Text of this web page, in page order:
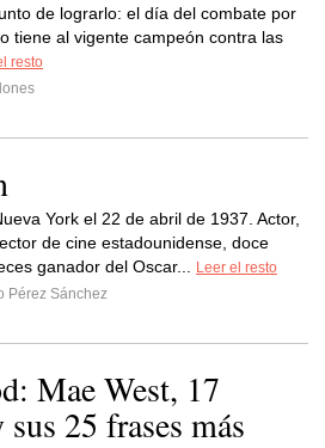
de lograrlo: el día del combate por
tiene al vigente campeón contra las
resto
York el 22 de abril de 1937. Actor,
de cine estadounidense, doce
ganador del Oscar...
Leer el resto
Pérez Sánchez
Mae West, 17
25 frases más